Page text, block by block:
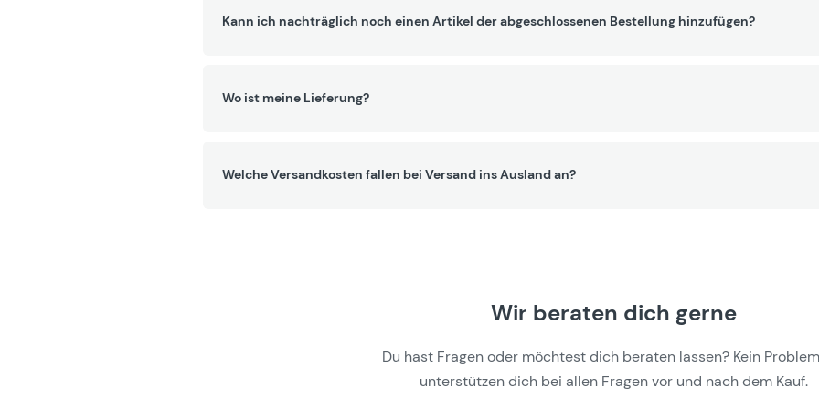
Kann ich nachträglich noch einen Artikel der abgeschlossenen Bestellung hinzufügen?
Wo ist meine Lieferung?
Welche Versandkosten fallen bei Versand ins Ausland an?
Wir beraten dich gerne
Du hast Fragen oder möchtest dich beraten lassen? Kein
unterstützen dich bei allen Fragen vor und nach dem Kauf.